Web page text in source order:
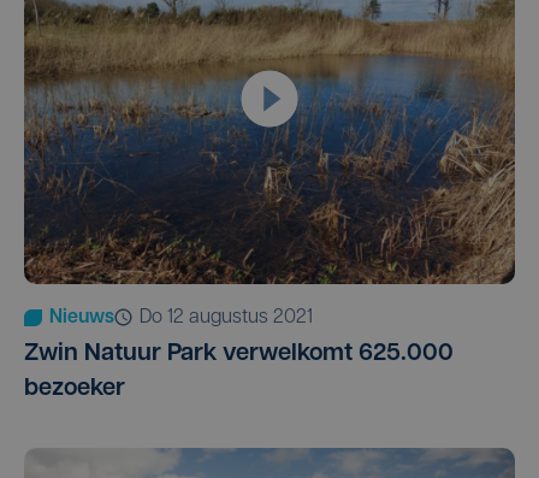
Nieuws do 12 augustus 2021
Zwin Natuur Park verwelkomt 625.000
bezoeker